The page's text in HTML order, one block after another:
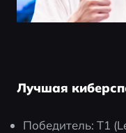
Лучшая
Победитель: T1